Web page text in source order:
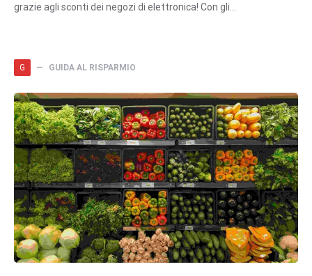
grazie agli sconti dei negozi di elettronica! Con gli…
G GUIDA AL RISPARMIO